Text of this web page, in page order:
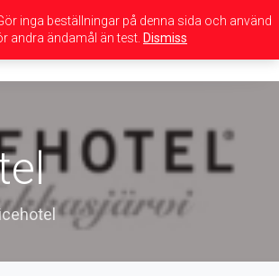
icehotel
inga beställningar på denna sida och använd
andra ändamål än test. Dismiss